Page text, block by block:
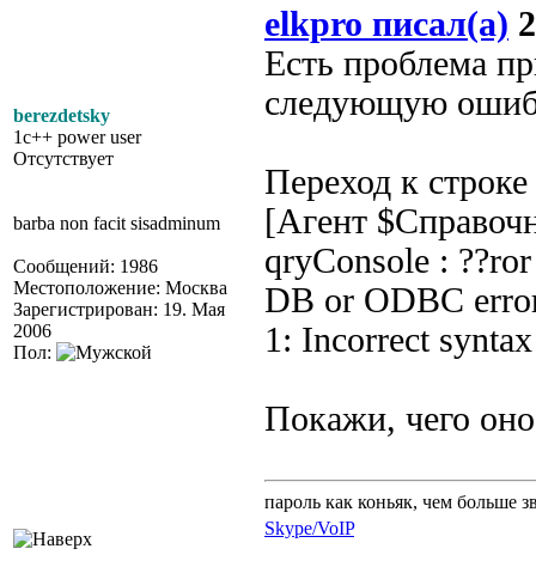
berezdetsky
1c++ power user
Отсутствует
barba non facit sisadminum
Сообщений: 1986
Местоположение: Москва
Зарегистрирован: 19. Мая
2006
Пол:
elkpro писал(а)
Есть проблема
следующую
Переход к
[Агент
qryConsole :
DB or ODBC
1: Incorrect
Покажи, чего
пароль как коньяк, чем больше
Skype/VoIP